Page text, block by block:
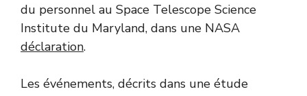
du personnel au Space Telescope Science
Institute du Maryland, dans une NASA
déclaration.
Les événements, décrits dans une étude